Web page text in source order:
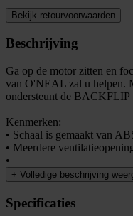
Bekijk retourvoorwaarden
Beschrijving
Ga op de motor zitten en
van O'NEAL zal u helpen.
ondersteunt de BACKFLIP
Kenmerken:
• Schaal is gemaakt van
• Meerdere
•
+ Volledige beschrijving
Specificaties